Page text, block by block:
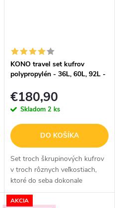
KONO travel set kufrov
polypropylén - 36L, 60L, 92L -
€180,90
Skladom 2 ks
DO KOŠÍKA
Set troch škrupinových kufrov
v troch rôznych veľkostiach,
ktoré do seba dokonale
zapadnú. Set kufrov je
vyrobený z vysoko kvalitného
AKCIA